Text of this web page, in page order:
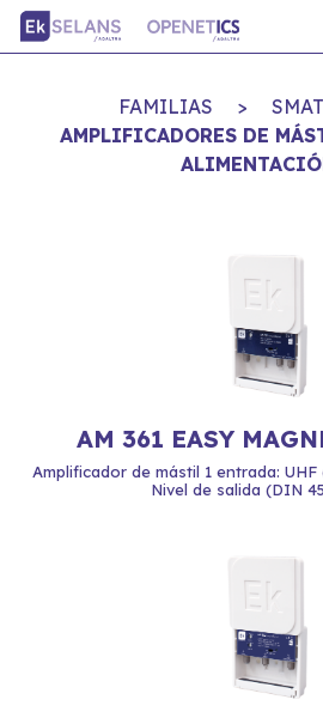
FAMILIAS >
AMPLIFICADORES DE
AM 361 EASY
Amplificador de mástil 1 entrada:
Nivel de salida (DIN